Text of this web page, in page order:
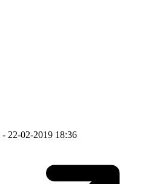
- 22-02-2019 18:36